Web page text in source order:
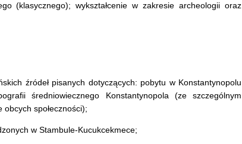
(klasycznego); wykształcenie w zakresie archeologii oraz
źródeł pisanych dotyczących: pobytu w Konstantynopolu
średniowiecznego Konstantynopola (ze szczególnym
społeczności);
w Stambule-Kucukcekmece;